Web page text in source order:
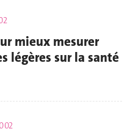
mieux mesurer
légères sur la santé